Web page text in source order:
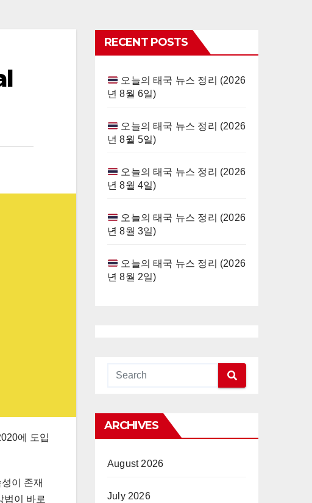
에 도입
이 존재
법이 바로
RECENT POSTS
오늘의 태국 뉴스 정리 (2026
년 8월 6일)
오늘의 태국 뉴스 정리 (2026
년 8월 5일)
오늘의 태국 뉴스 정리 (2026
년 8월 4일)
오늘의 태국 뉴스 정리 (2026
년 8월 3일)
오늘의 태국 뉴스 정리 (2026
년 8월 2일)
ARCHIVES
August 2026
July 2026